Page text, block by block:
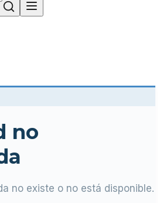
no
no existe o no está disponible.